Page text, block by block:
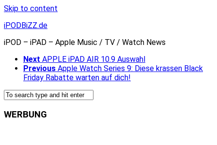
Skip to content
iPODBiZZ.de
iPOD – iPAD – Apple Music / TV / Watch News
Next APPLE iPAD AIR 10.9 Auswahl
Previous Apple Watch Series 9: Diese krassen Black
Friday Rabatte warten auf dich!
WERBUNG